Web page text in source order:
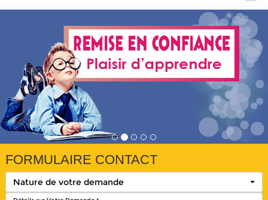
FORMULAIRE CONTACT
Nature de votre demande